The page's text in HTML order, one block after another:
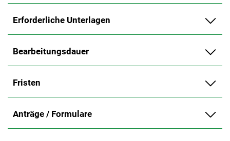
Erforderliche Unterlagen
Bearbeitungsdauer
Fristen
Anträge / Formulare